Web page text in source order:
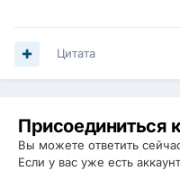
Цитата
Присоединиться
Вы можете ответить
Если у вас уже есть